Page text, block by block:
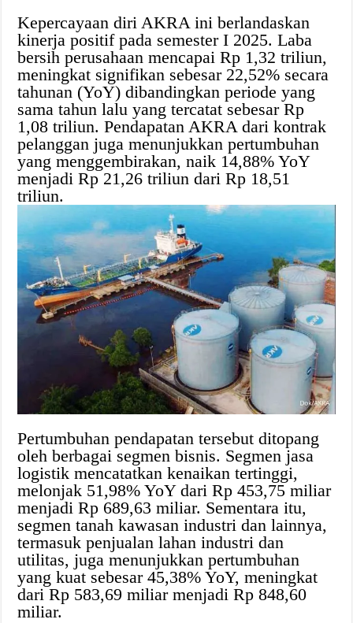
Kepercayaan diri AKRA ini berlandaskan
kinerja positif pada semester I 2025. Laba
bersih perusahaan mencapai Rp 1,32 triliun,
meningkat signifikan sebesar 22,52% secara
tahunan (YoY) dibandingkan periode yang
sama tahun lalu yang tercatat sebesar Rp
1,08 triliun. Pendapatan AKRA dari kontrak
pelanggan juga menunjukkan pertumbuhan
yang menggembirakan, naik 14,88% YoY
menjadi Rp 21,26 triliun dari Rp 18,51
triliun.
Pertumbuhan pendapatan tersebut ditopang
oleh berbagai segmen bisnis. Segmen jasa
logistik mencatatkan kenaikan tertinggi,
melonjak 51,98% YoY dari Rp 453,75 miliar
menjadi Rp 689,63 miliar. Sementara itu,
segmen tanah kawasan industri dan lainnya,
termasuk penjualan lahan industri dan
utilitas, juga menunjukkan pertumbuhan
yang kuat sebesar 45,38% YoY, meningkat
dari Rp 583,69 miliar menjadi Rp 848,60
miliar.